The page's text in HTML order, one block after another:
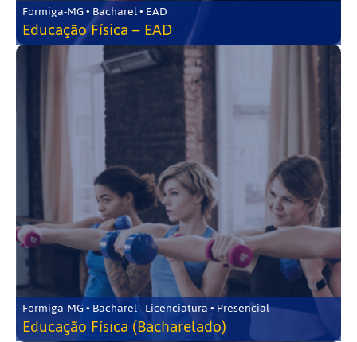
Formiga-MG • Bacharel • EAD
Educação Física – EAD
Formiga-MG • Bacharel - Licenciatura • Presencial
Educação Física (Bacharelado)